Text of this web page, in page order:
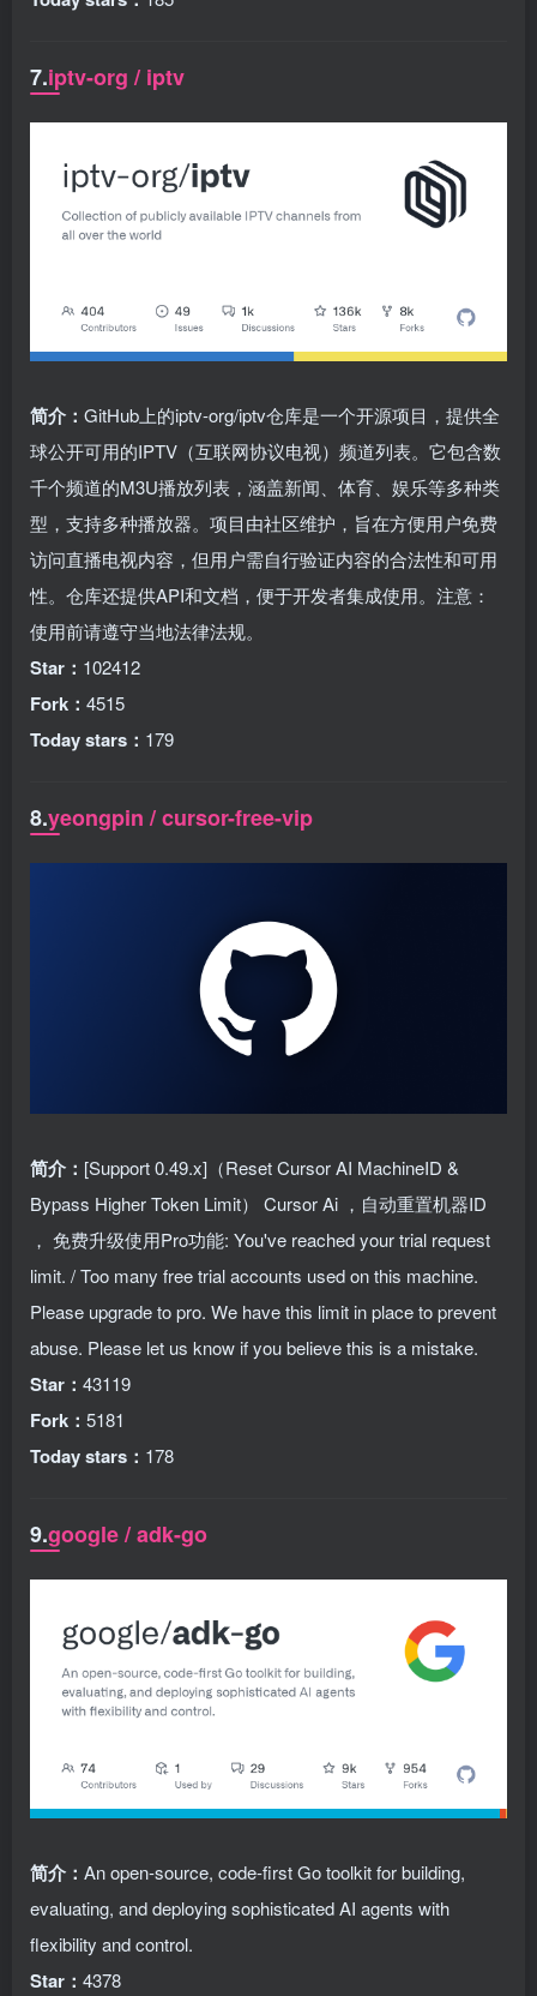
7.iptv-org / iptv
简介： GitHub上的iptv-org/iptv仓库是一个开源项目，提供全
球公开可用的IPTV（互联网协议电视）频道列表。它包含数
千个频道的M3U播放列表，涵盖新闻、体育、娱乐等多种类
型，支持多种播放器。项目由社区维护，旨在方便用户免费
访问直播电视内容，但用户需自行验证内容的合法性和可用
性。仓库还提供API和文档，便于开发者集成使用。注意：
使用前请遵守当地法律法规。
Star： 102412
Fork： 4515
Today stars： 179
8.yeongpin / cursor-free-vip
简介： [Support 0.49.x]（Reset Cursor AI MachineID &
Bypass Higher Token Limit） Cursor Ai ，自动重置机器ID
， 免费升级使用Pro功能: You've reached your trial request
limit. / Too many free trial accounts used on this machine.
Please upgrade to pro. We have this limit in place to prevent
abuse. Please let us know if you believe this is a mistake.
Star： 43119
Fork： 5181
Today stars： 178
9.google / adk-go
简介： An open-source, code-first Go toolkit for building,
evaluating, and deploying sophisticated AI agents with
flexibility and control.
Star： 4378